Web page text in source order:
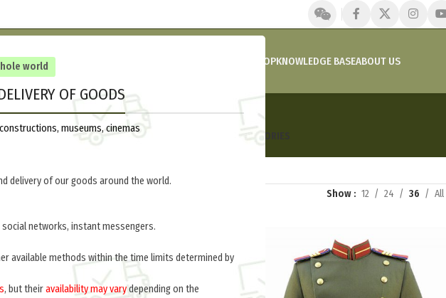
world
OF GOODS
museums, cinemas
delivery of our goods around the world.
networks, instant messengers.
available methods within the time limits determined by
, but theiravailability may varydepending on the
HOMECOMPANY’S NEWS SHOPKNOWLEDGE BASEABOUT US
Uniforms
HEADGEAR
UNIFORMS
INSIGNIA
UNIFORM ACCESSORIES
Show 12 24 36 All